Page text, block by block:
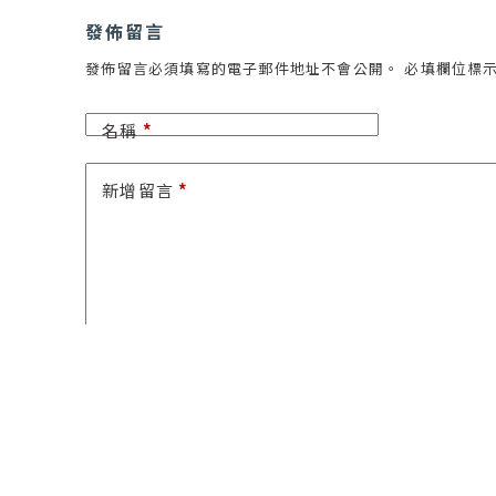
發佈留言
發佈留言必須填寫的電子郵件地址不會公開。 必填欄位標
名稱*
新增留言 *